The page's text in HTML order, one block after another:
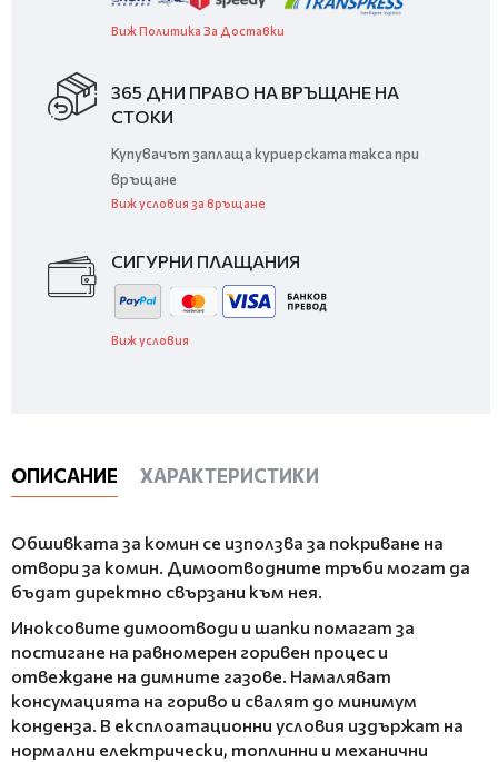
Виж Политика За Доставки
365 ДНИ ПРАВО НА ВРЪЩАНЕ НА
СТОКИ
Купувачът заплаща куриерската такса при
връщане
Виж условия за връщане
СИГУРНИ ПЛАЩАНИЯ
Виж условия
ОПИСАНИЕ ХАРАКТЕРИСТИКИ
Обшивката за комин се използва за покриване на
отвори за комин. Димоотводните тръби могат да
бъдат директно свързани към нея.
Иноксовите димоотводи и шапки помагат за
постигане на равномерен горивен процес и
отвеждане на димните газове. Намаляват
консумацията на гориво и свалят до минимум
конденза. В експлоатационни условия издържат на
нормални електрически, топлинни и механични